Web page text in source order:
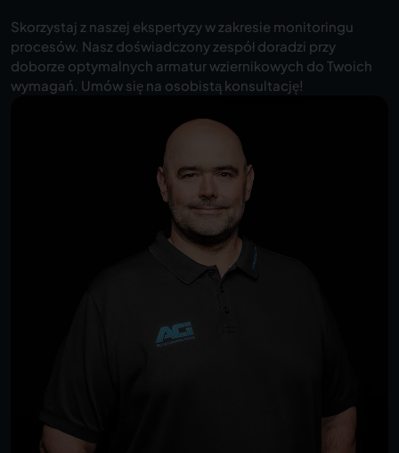
Skorzystaj z naszej ekspertyzy w zakresie monitoringu
procesów. Nasz doświadczony zespół doradzi przy
doborze optymalnych armatur wziernikowych do Twoich
wymagań. Umów się na osobistą konsultację!